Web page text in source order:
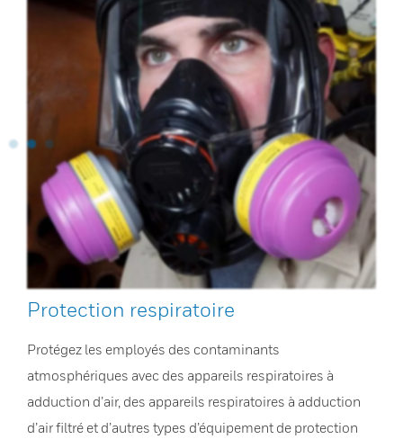
Protection respiratoire
Protégez les employés des contaminants
atmosphériques avec des appareils respiratoires à
adduction d’air, des appareils respiratoires à adduction
d’air filtré et d’autres types d’équipement de protection